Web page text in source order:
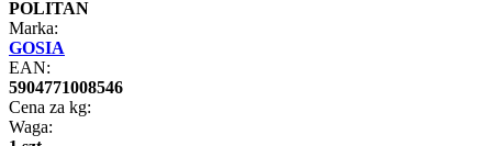
POLITAN
Marka:
GOSIA
EAN:
5904771008546
Cena za kg:
Waga: